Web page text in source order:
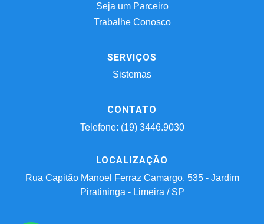
Seja um Parceiro
Trabalhe Conosco
SERVIÇOS
Sistemas
CONTATO
Telefone: (19) 3446.9030
LOCALIZAÇÃO
Rua Capitão Manoel Ferraz Camargo, 535 - Jardim
Piratininga - Limeira / SP